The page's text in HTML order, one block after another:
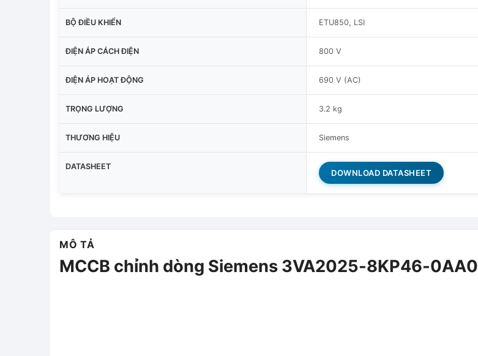
BỘ ĐIỀU KHIỂN ETU850, LSI
ĐIỆN ÁP CÁCH ĐIỆN 800 V
ĐIỆN ÁP HOẠT ĐỘNG 690 V (AC)
TRỌNG LƯỢNG 3.2 kg
THƯƠNG HIỆU Siemens
DATASHEET
DOWNLOAD DATASHEET
MÔ TẢ
MCCB chỉnh dòng Siemens 3VA2025-8KP46-0AA0